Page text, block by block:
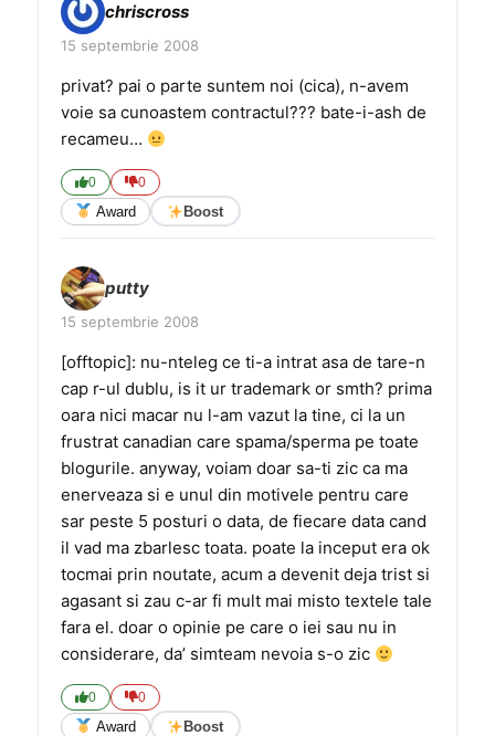
chriscross
15 septembrie 2008
privat? pai o parte suntem noi (cica), n-avem
voie sa cunoastem contractul??? bate-i-ash de
recameu…
0 0
Award Boost
putty
15 septembrie 2008
[offtopic]: nu-nteleg ce ti-a intrat asa de tare-n
cap r-ul dublu, is it ur trademark or smth? prima
oara nici macar nu l-am vazut la tine, ci la un
frustrat canadian care spama/sperma pe toate
blogurile. anyway, voiam doar sa-ti zic ca ma
enerveaza si e unul din motivele pentru care
sar peste 5 posturi o data, de fiecare data cand
il vad ma zbarlesc toata. poate la inceput era ok
tocmai prin noutate, acum a devenit deja trist si
agasant si zau c-ar fi mult mai misto textele tale
fara el. doar o opinie pe care o iei sau nu in
considerare, da’ simteam nevoia s-o zic
0 0
Award Boost